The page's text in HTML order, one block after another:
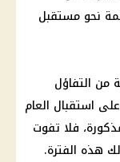
نحو مستقبل
تضيف جرعة من التفاؤل
استقبال العام
فلا تفوت
هذه الفترة.